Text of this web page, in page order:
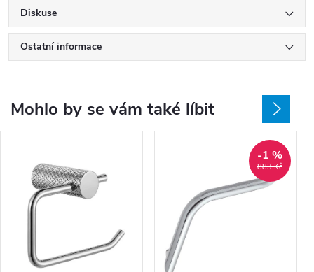
Diskuse
Ostatní informace
Mohlo by se vám také líbit
883 Kč
-1 %